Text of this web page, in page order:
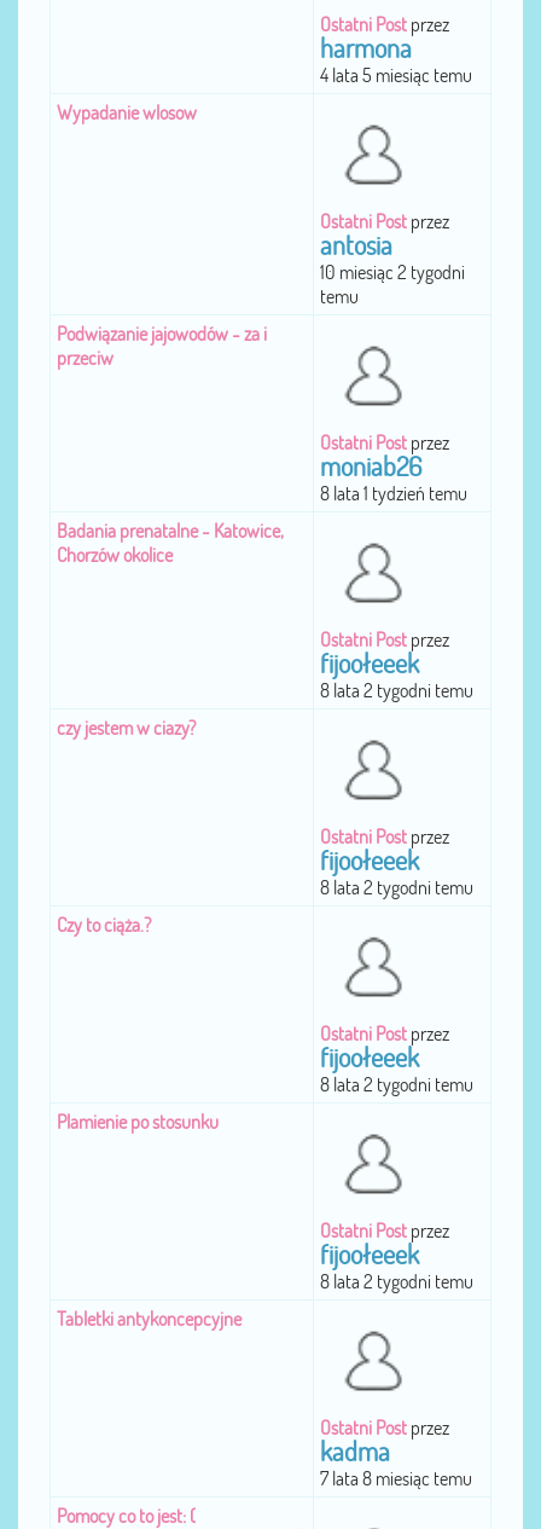
Ostatni Post przez
harmona
4 lata 5 miesiąc temu
Wypadanie wlosow
Ostatni Post przez
antosia
10 miesiąc 2 tygodni
temu
Podwiązanie jajowodów - za i
przeciw
Ostatni Post przez
moniab26
8 lata 1 tydzień temu
Badania prenatalne - Katowice,
Chorzów okolice
Ostatni Post przez
fijoołeeek
8 lata 2 tygodni temu
czy jestem w ciazy?
Ostatni Post przez
fijoołeeek
8 lata 2 tygodni temu
Czy to ciąża.?
Ostatni Post przez
fijoołeeek
8 lata 2 tygodni temu
Plamienie po stosunku
Ostatni Post przez
fijoołeeek
8 lata 2 tygodni temu
Tabletki antykoncepcyjne
Ostatni Post przez
kadma
7 lata 8 miesiąc temu
Pomocy co to jest: (